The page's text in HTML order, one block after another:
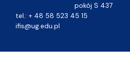
pokój S 437
tel.: + 48 58 523 45 15
ifis@ug.edu.pl